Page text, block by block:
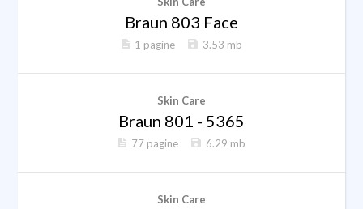
Braun 803 Face
1 pagine 3.53 mb
Skin Care
Braun 801 - 5365
77 pagine 6.29 mb
Skin Care